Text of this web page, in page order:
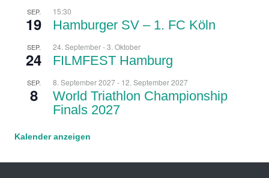
SEP.
19
15:30
Hamburger SV – 1. FC Köln
SEP.
24
24. September-3. Oktober
FILMFEST Hamburg
SEP.
8
8. September 2027- 12. September 2027
World Triathlon Championship
Finals 2027
Kalender anzeigen